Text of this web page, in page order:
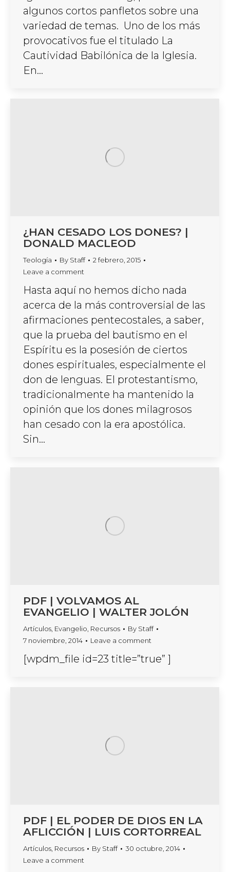
algunos cortos panfletos sobre una
variedad de temas. Uno de los más
provocativos fue el titulado La
Cautividad Babilónica de la Iglesia.
En…
¿HAN CESADO LOS DONES? |
DONALD MACLEOD
Teología By Staff
2 febrero, 2015
Leave a comment
Hasta aquí no hemos dicho nada
acerca de la más controversial de las
afirmaciones pentecostales, a saber,
que la prueba del bautismo en el
Espíritu es la posesión de ciertos
dones espirituales, especialmente el
don de lenguas. El protestantismo,
tradicionalmente ha mantenido la
opinión que los dones milagrosos
han cesado con la era apostólica.
Sin…
PDF | VOLVAMOS AL
EVANGELIO | WALTER JOLÓN
Artículos Evangelio Recursos By Staff
7 noviembre, 2014
Leave a comment
[wpdm_file id=23 title=”true” ]
PDF | EL PODER DE DIOS EN LA
AFLICCIÓN | LUIS CORTORREAL
Artículos Recursos By Staff
30 octubre, 2014
Leave a comment